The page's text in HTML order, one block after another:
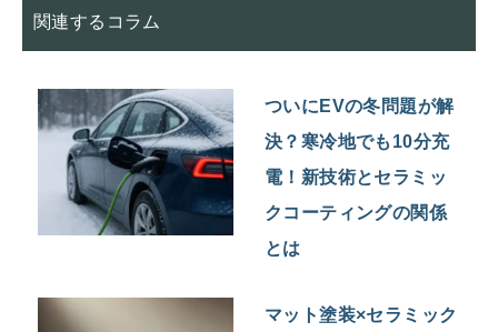
関連するコラム
ついにEVの冬問題が解
決？寒冷地でも10分充
電！新技術とセラミッ
クコーティングの関係
とは
マット塗装×セラミック